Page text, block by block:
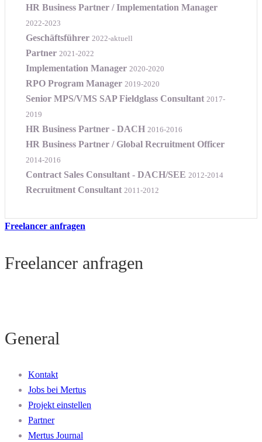
HR Business Partner / Implementation Manager
2022-2023
Geschäftsführer 2022-aktuell
Partner 2021-2022
Implementation Manager 2020-2020
RPO Program Manager 2019-2020
Senior MPS/VMS SAP Fieldglass Consultant 2017-
2019
HR Business Partner - DACH 2016-2016
HR Business Partner / Global Recruitment Officer
2014-2016
Contract Sales Consultant - DACH/SEE 2012-2014
Recruitment Consultant 2011-2012
Freelancer anfragen
Freelancer anfragen
General
Kontakt
Jobs bei Mertus
Projekt einstellen
Partner
Mertus Journal